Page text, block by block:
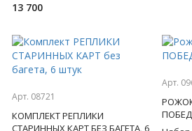
13 700
Арт. 08721
КОМПЛЕКТ РЕПЛИКИ
СТАРИННЫХ КАРТ БЕЗ БАГЕТА, 6
Арт.